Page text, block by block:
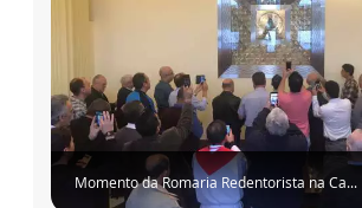
Momento da Romaria Redentorista na Ca...